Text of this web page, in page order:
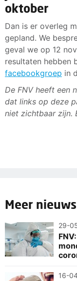
oktober
Dan is er overleg
gepland. We
geval we op 12
resultaten hebben
facebookgroep in
De FNV heeft een
dat links op deze
niet zichtbaar zijn.
Meer nieuws
29-
16-